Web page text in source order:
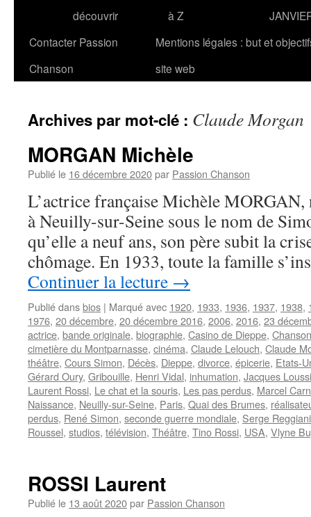
découvrir
à Z
Contacter Passion
Chanson
Mentions légales : but et
site web
Archives par mot-clé : Claude Morgan
MORGAN Michèle
Publié le 16 décembre 2020par Passion Chanson
L’actrice française Michèle
à Neuilly-sur-Seine sous le nom de
qu’elle a neuf ans, son père subit la
chômage. En 1933, toute la famille
Continuer la lecture →
Publié dansbios | Marqué avec 1920, 1933, 1936, 1937, 1938,
1976, 20 décembre, 20 décembre 2016, 2006, 2016, 23
actrice, bande originale, biographie, Casino de Dieppe,
cimetière du Montparnasse, cinéma, Claude Lelouch, Claude
théâtre, Cours Simon, Décès, Dieppe, divorce, épicerie, Etats-
Gérard Oury, Gribouille, Henri Vidal, inhumation, Jacques
Laurent Rossi, Le chat et la souris, Les pas perdus, Marcel
Naissance, Neuilly-sur-Seine, Paris, Quai des Brumes,
perdus, René Simon, seconde guerre mondiale, Serge Reggiani
Roussel, studios, télévision, Théâtre, Tino Rossi, USA, Vlyne
ROSSI Laurent
Publié le 13 août 2020par Passion Chanson